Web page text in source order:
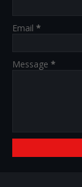
Email *
Message *